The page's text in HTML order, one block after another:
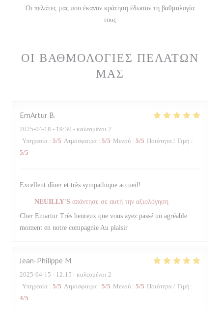
ΟΙ ΒΑΘΜΟΛΟΓΊΕΣ ΠΕΛΑΤΏΝ
ΜΑΣ
EmArtur B
2025-04-18 - 19:30 - καλεσμένοι 2
Υπηρεσία : 5/5 Ατμόσφαιρα : 5/5 Μενού : 5/5 Ποιότητα / Τιμή :
5/5
Excellent dîner et très sympathique accueil!
NEUILLY'S απάντησε σε αυτή την αξιολόγηση
Cher Emartur Très heureux que vous ayez passé un agréable
moment en notre compagnie Au plaisir
Jean-Philippe M
2025-04-15 - 12:15 - καλεσμένοι 2
Υπηρεσία : 5/5 Ατμόσφαιρα : 5/5 Μενού : 5/5 Ποιότητα / Τιμή :
4/5
Οι πελάτες μας που έκαναν κράτηση έδωσαν τη βαθμολογία
τους